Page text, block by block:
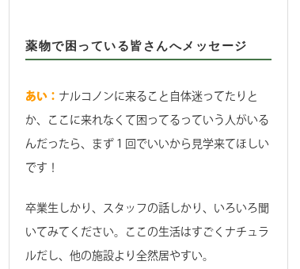
薬物で困っている皆さんへメッセージ
あい： ナルコノンに来ること自体迷ってたりと
か、ここに来れなくて困ってるっていう人がいる
んだったら、まず１回でいいから見学来てほしい
です！
卒業生しかり、スタッフの話しかり、いろいろ聞
いてみてください。ここの生活はすごくナチュラ
ルだし、他の施設より全然居やすい。